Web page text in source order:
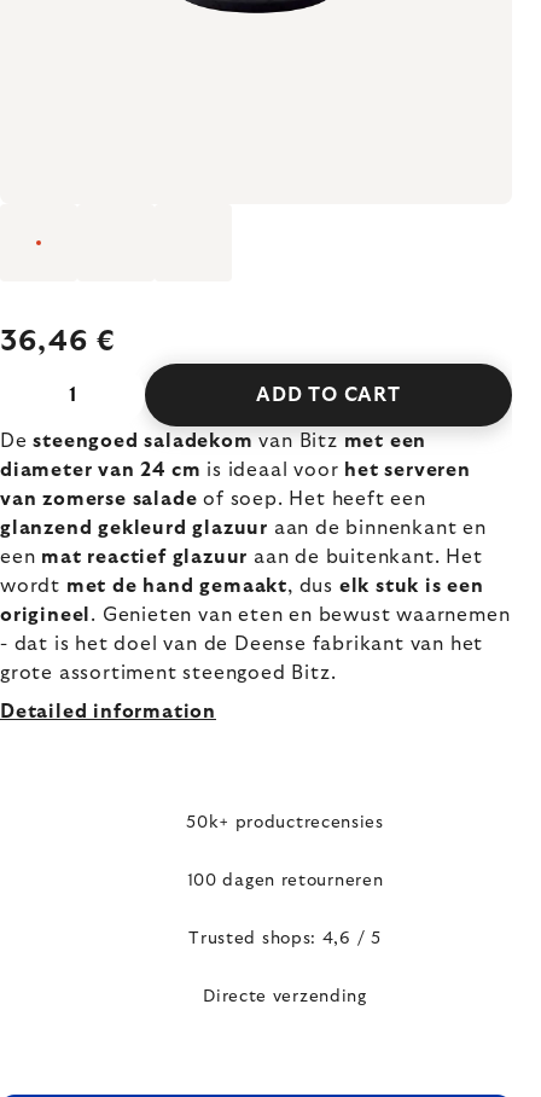
36,46 €
ADD TO CART
Desteengoed saladekomvan Bitz met een
diameter van 24 cm is ideaal voor het serveren
van zomerse salade of soep. Het heeft een
glanzend gekleurd glazuur aan de binnenkant en
een mat reactief glazuur aan de buitenkant. Het
wordt met de hand gemaakt, dus elk stuk is een
origineel . Genieten van eten en bewust waarnemen
- dat is het doel van de Deense fabrikant van het
grote assortiment steengoed Bitz.
Detailed information
50k+ productrecensies
100 dagen retourneren
Trusted shops: 4,6 / 5
Directe verzending